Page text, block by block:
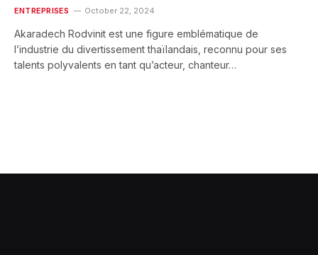
ENTREPRISES October 22, 2024
Akaradech Rodvinit est une figure emblématique de
l’industrie du divertissement thaïlandais, reconnu pour ses
talents polyvalents en tant qu’acteur, chanteur…